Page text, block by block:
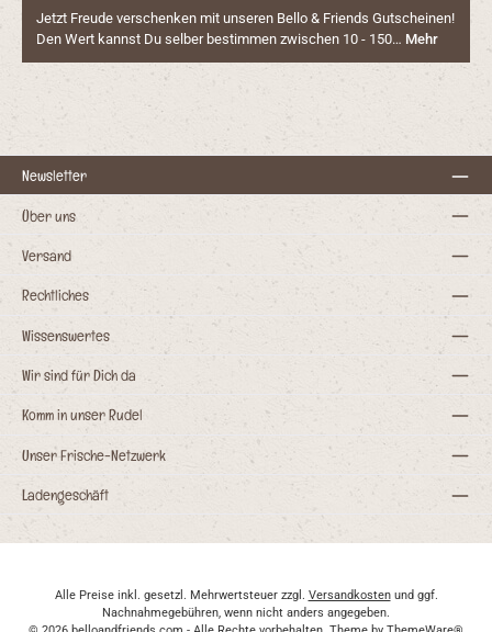
Jetzt Freude verschenken mit unseren Bello & Friends Gutscheinen!
Den Wert kannst Du selber bestimmen zwischen 10 - 150… Mehr
Newsletter
Über uns
Versand
Rechtliches
Wissenswertes
Wir sind für Dich da
Komm in unser Rudel
Unser Frische-Netzwerk
Ladengeschäft
Alle Preise inkl. gesetzl. Mehrwertsteuer zzgl. Versandkostenund ggf.
Nachnahmegebühren, wenn nicht anders angegeben.